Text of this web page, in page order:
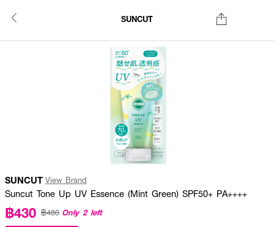
SUNCUT
SUNCUT View Brand
Suncut Tone Up UV Essence (Mint Green) SPF50+ PA++++
฿430 ฿480 Only 2 left